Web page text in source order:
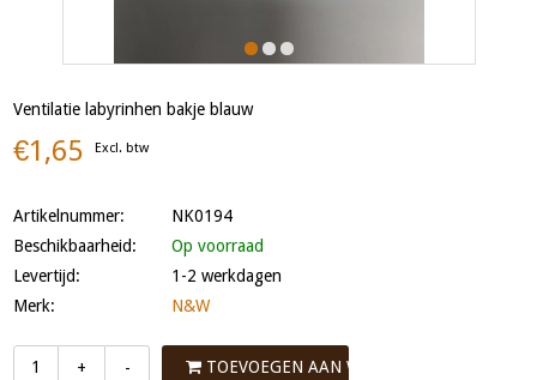
Ventilatie labyrinhen bakje blauw
€1,65 Excl. btw
Artikelnummer:
NK0194
Beschikbaarheid:
Op voorraad
Levertijd:
1-2 werkdagen
Merk:
N&W
+ - TOEVOEGEN AAN WINKELWAGEN